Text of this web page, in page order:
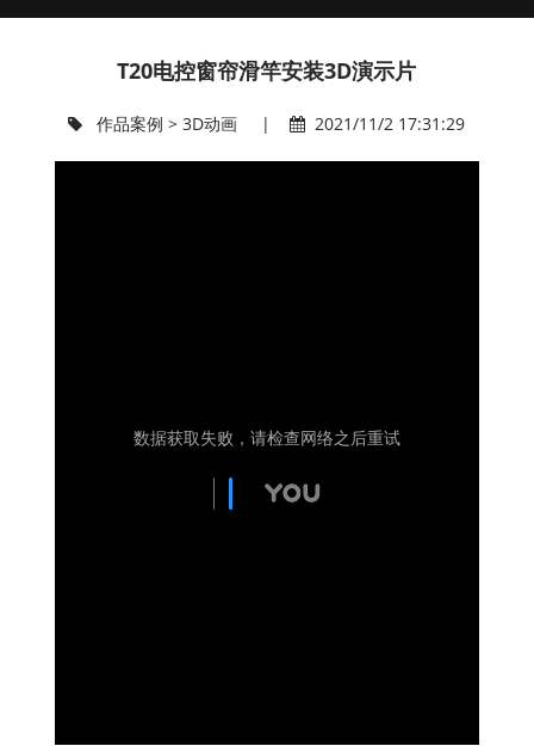
T20电控窗帘滑竿安装3D演示片
作品案例 >3D动画 | 2021/11/2 17:31:29